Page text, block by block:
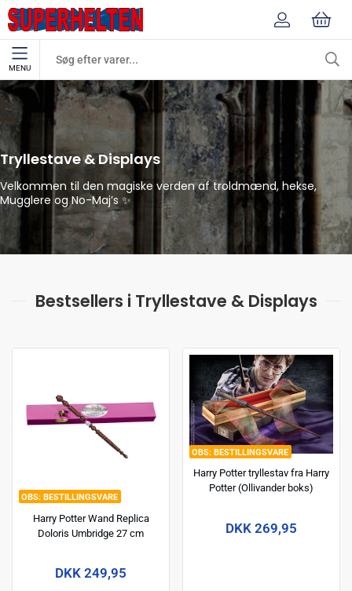
MENU
Replikaer Tryllestave & Displays
Tryllestave & Displays
Velkommen til den magiske verden af troldmænd, hekse,
Mugglere og No-Maj’s ✨
Bestsellers i Tryllestave & Displays
BESTILLINGSVARE
Harry Potter Wand Replica
Doloris Umbridge 27 cm
DKK 249,95
BESTILLINGSVARE
Harry Potter tryllestav fra Harry
Potter (Ollivander boks)
DKK 269,95